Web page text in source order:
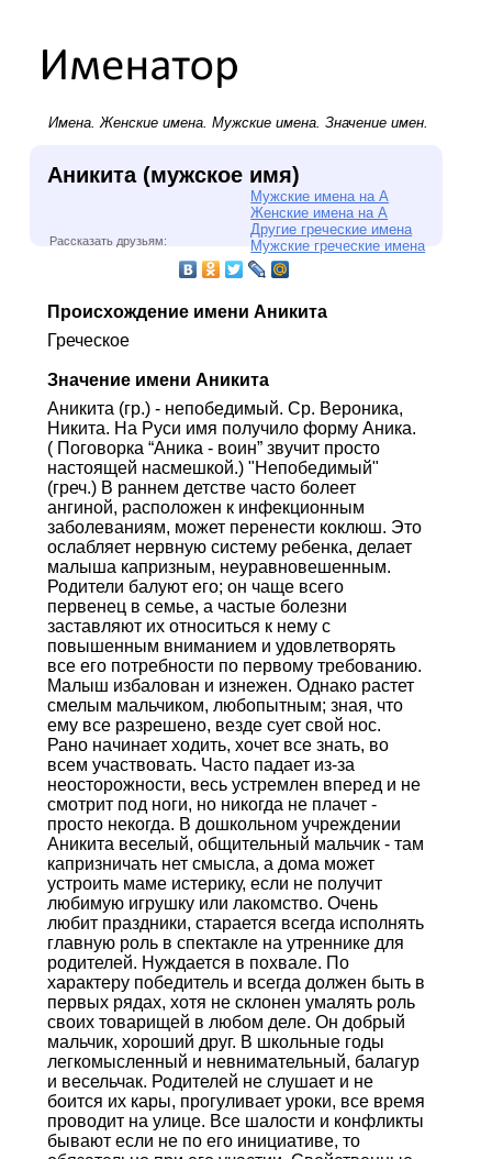
Имена.Женские имена. Мужские имена. Значение имен.
Аникита (мужское имя)
Мужские имена на А
Женские имена на А
Другие греческие имена
Мужские греческие имена
Рассказать друзьям:
Происхождение имени Аникита
Греческое
Значение имени Аникита
Аникита (гр.) - непобедимый. Ср. Вероника,
Никита. На Руси имя получило форму Аника.
( Поговорка “Аника - воин” звучит просто
настоящей насмешкой.) "Непобедимый"
(греч.) В раннем детстве часто болеет
ангиной, расположен к инфекционным
заболеваниям, может перенести коклюш. Это
ослабляет нервную систему ребенка, делает
малыша капризным, неуравновешенным.
Родители балуют его; он чаще всего
первенец в семье, а частые болезни
заставляют их относиться к нему с
повышенным вниманием и удовлетворять
все его потребности по первому требованию.
Малыш избалован и изнежен. Однако растет
смелым мальчиком, любопытным; зная, что
ему все разрешено, везде сует свой нос.
Рано начинает ходить, хочет все знать, во
всем участвовать. Часто падает из-за
неосторожности, весь устремлен вперед и не
смотрит под ноги, но никогда не плачет -
просто некогда. В дошкольном учреждении
Аникита веселый, общительный мальчик - там
капризничать нет смысла, а дома может
устроить маме истерику, если не получит
любимую игрушку или лакомство. Очень
любит праздники, старается всегда исполнять
главную роль в спектакле на утреннике для
родителей. Нуждается в похвале. По
характеру победитель и всегда должен быть в
первых рядах, хотя не склонен умалять роль
своих товарищей в любом деле. Он добрый
мальчик, хороший друг. В школьные годы
легкомысленный и невнимательный, балагур
и весельчак. Родителей не слушает и не
боится их кары, прогуливает уроки, все время
проводит на улице. Все шалости и конфликты
бывают если не по его инициативе, то